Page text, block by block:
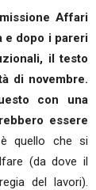
Affari
e dopo i pareri
il testo
di novembre.
con una
essere
quello che si
(da dove il
del lavori).